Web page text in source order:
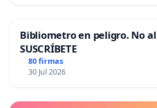
Bibliometro en peligro. No
SUSCRÍBETE
80 firmas
30 Jul 2026